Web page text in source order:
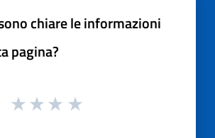
chiare le informazioni
pagina?